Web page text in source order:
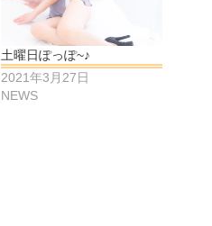
土曜日ぽっぽ~♪
2021年3月27日
NEWS